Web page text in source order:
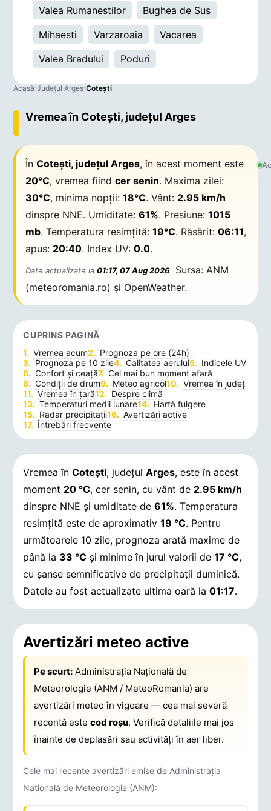
Valea Rumanestilor
Bughea de Sus
Mihaesti
Varzaroaia
Vacarea
Valea Bradului
Poduri
Acasă›Județul Arges›Coteşti
Vremea în Coteşti, județul Arges
ÎnCoteşti, județul Arges, în acest moment este
20°C, vremea fiindcer senin. Maxima zilei:
30°C, minima nopții:18°C. Vânt: 2.95 km/h
dinspre NNE. Umiditate:61%. Presiune:1015
mb. Temperatura resimțită:19°C. Răsărit:06:11,
apus: 20:40. Index UV:0.0.
Date actualizate la01:17, 07 Aug 2026. Sursa: ANM
(meteoromania.ro) și OpenWeather.
CUPRINS PAGINĂ
Vremea acum
Prognoza pe ore (24h)
Prognoza pe 10 zile
Calitatea aerului
Indicele UV
Confort și ceață
Cel mai bun moment afară
Condiții de drum
Meteo agricol
Vremea în județ
Vremea în țară
Despre climă
Temperaturi medii lunare
Hartă fulgere
Radar precipitații
Avertizări active
Întrebări frecvente
Vremea înCoteşti, județulArges, este în acest
moment 20 °C, cer senin, cu vânt de 2.95 km/h
dinspre NNE și umiditate de61%. Temperatura
resimțită este de aproximativ19 °C. Pentru
următoarele 10 zile, prognoza arată maxime de
până la 33 °C și minime în jurul valorii de17 °C,
cu șanse semnificative de precipitații duminică.
Datele au fost actualizate ultima oară la01:17.
Avertizări meteo active
Pe scurt: Administrația Națională de
Meteorologie (ANM / MeteoRomania) are
avertizări meteo în vigoare — cea mai severă
recentă estecod roșu. Verifică detaliile mai jos
înainte de deplasări sau activități în aer liber.
Cele mai recente avertizări emise de Administrația
Națională de Meteorologie (ANM):